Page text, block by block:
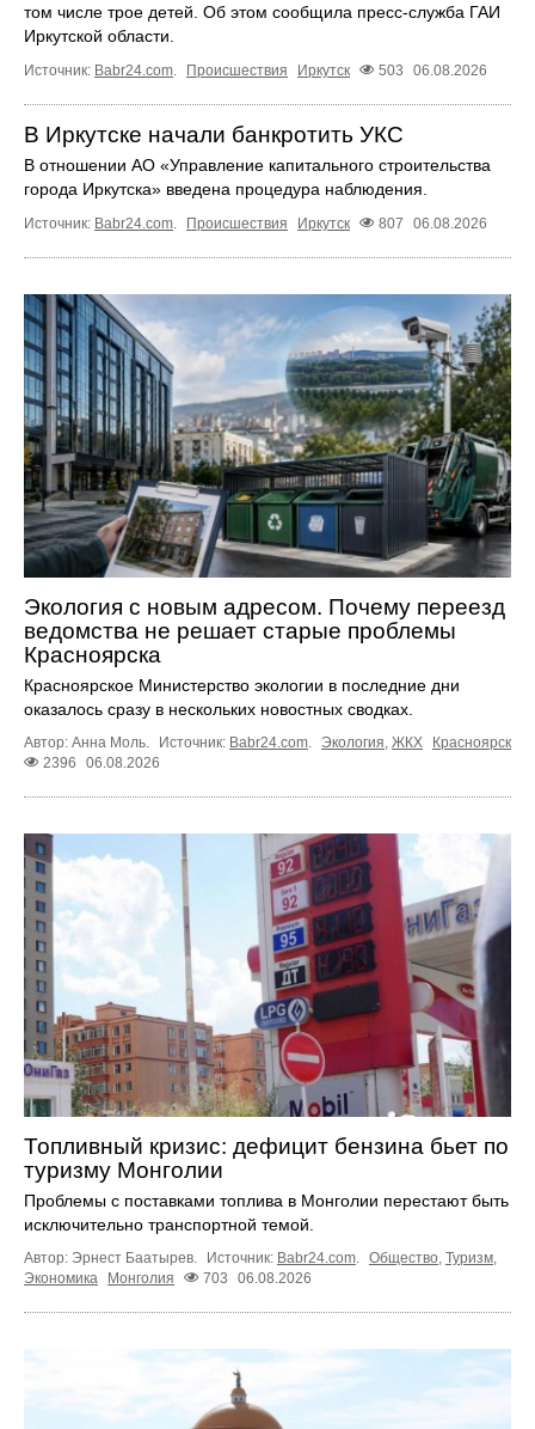
том числе трое детей. Об этом сообщила пресс‑служба ГАИ
Иркутской области.
Источник: Babr24.com. Происшествия Иркутск 503 06.08.2026
В Иркутске начали банкротить УКС
В отношении АО «Управление капитального строительства
города Иркутска» введена процедура наблюдения.
Источник: Babr24.com. Происшествия Иркутск 807 06.08.2026
Экология с новым адресом. Почему переезд
ведомства не решает старые проблемы
Красноярска
Красноярское Министерство экологии в последние дни
оказалось сразу в нескольких новостных сводках.
Автор: Анна Моль. Источник: Babr24.com. Экология, ЖКХ
Красноярск
2396
06.08.2026
Топливный кризис: дефицит бензина бьет по
туризму Монголии
Проблемы с поставками топлива в Монголии перестают быть
исключительно транспортной темой.
Автор: Эрнест Баатырев. Источник: Babr24.com. Общество, Туризм,
Экономика
Монголия 703 06.08.2026